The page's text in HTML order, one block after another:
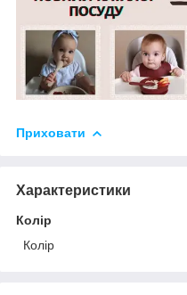
Приховати
Характеристики
Колір
Колір